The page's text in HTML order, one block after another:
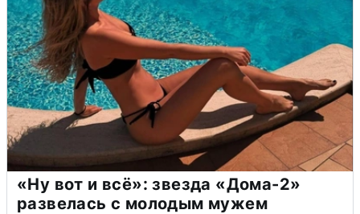
«Ну вот и всё»: звезда «Дома-2»
развелась с молодым мужем